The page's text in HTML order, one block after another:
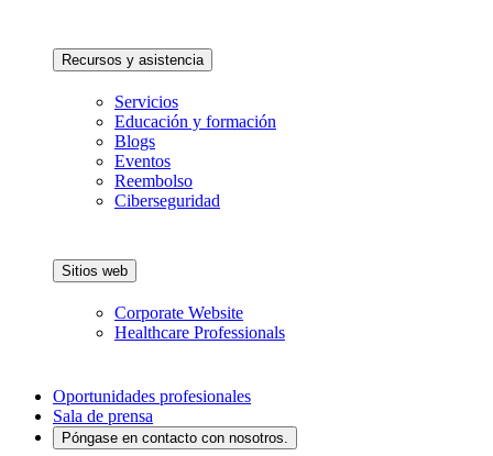
Recursos y asistencia
Servicios
Educación y formación
Blogs
Eventos
Reembolso
Ciberseguridad
Sitios web
Corporate Website
Healthcare Professionals
Oportunidades profesionales
Sala de prensa
Póngase en contacto con nosotros.